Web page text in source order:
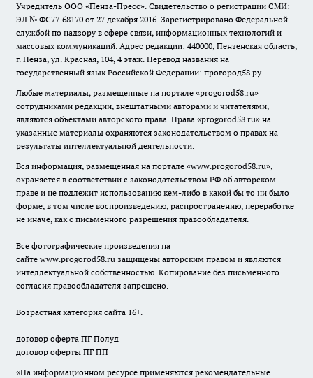
Учредитель ООО «Пенза-Пресс». Свидетельство о регистрации СМИ:
ЭЛ № ФС77-68170 от 27 декабря 2016. Зарегистрировано Федеральной
службой по надзору в сфере связи, информационных технологий и
массовых коммуникаций. Адрес редакции: 440000, Пензенская область,
г. Пенза, ул. Красная, 104, 4 этаж. Перевод названия на
государственный язык Российской Федерации: прогород58.ру.
Любые материалы, размещенные на портале «progorod58.ru»
сотрудниками редакции, внештатными авторами и читателями,
являются объектами авторского права. Права «progorod58.ru» на
указанные материалы охраняются законодательством о правах на
результаты интеллектуальной деятельности.
Вся информация, размещенная на портале «www.progorod58.ru»,
охраняется в соответствии с законодательством РФ об авторском
праве и не подлежит использованию кем-либо в какой бы то ни было
форме, в том числе воспроизведению, распространению, переработке
не иначе, как с письменного разрешения правообладателя.
Все фотографические произведения на
сайте www.progorod58.ru защищены авторским правом и являются
интеллектуальной собственностью. Копирование без письменного
согласия правообладателя запрещено.
Возрастная категория сайта 16+.
договор оферта ПГ Полуд
договор оферты ПГ ПП
«На информационном ресурсе применяются рекомендательные